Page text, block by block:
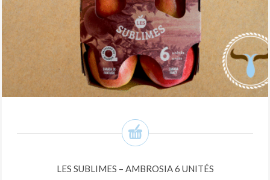
LES SUBLIMES – AMBROSIA 6 UNITÉS